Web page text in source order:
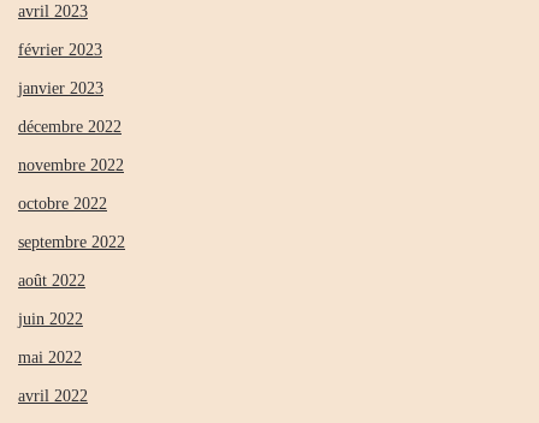
avril 2023
février 2023
janvier 2023
décembre 2022
novembre 2022
octobre 2022
septembre 2022
août 2022
juin 2022
mai 2022
avril 2022